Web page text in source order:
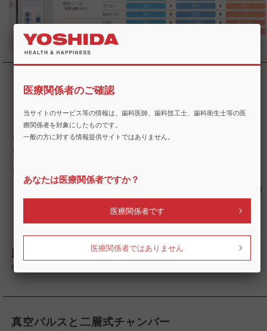
圧力温度グラフ（標準コース134℃）
乾燥工程でも120℃を超えません。
真空パルスと二層式チャンバー
医療関係者のご確認
当サイトのサービス等の情報は、歯科医師、歯科技工士、歯科衛生士等の医
療関係者を対象にしたものです。
一般の方に対する情報提供サイトではありません。
あなたは医療関係者ですか？
医療関係者です
医療関係者ではありません